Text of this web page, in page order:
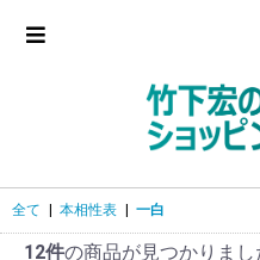
全て | 本相性表 | 一白
12件の商品が見つかりまし